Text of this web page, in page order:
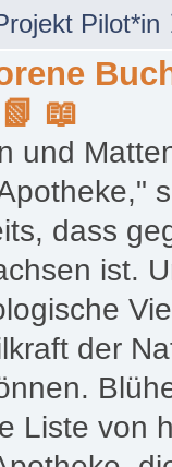
📖
und
dass
ist.
der
Liste von